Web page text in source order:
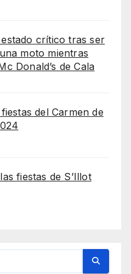
crítico tras ser
moto mientras
Donald’s de Cala
del Carmen de
fiestas de S’Illot